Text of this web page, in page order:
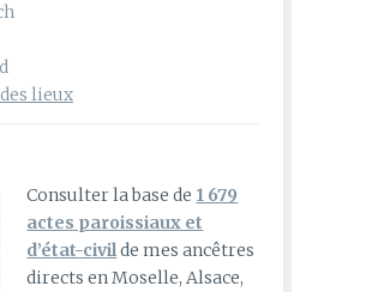
lieux
Consulter la base de 1 679
actes paroissiaux et
d’état-civilde mes ancêtres
directs en Moselle, Alsace,